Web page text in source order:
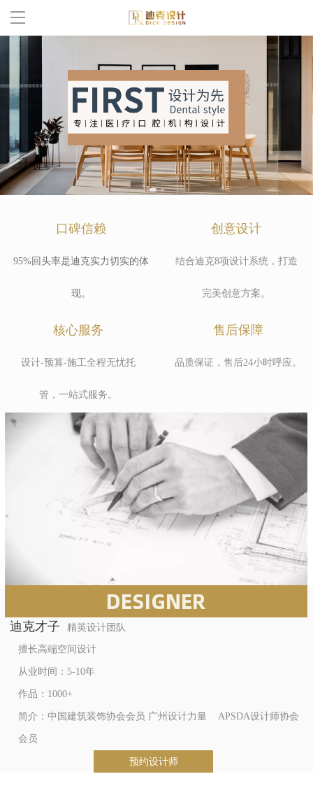
客户案例
关于我们
设计流程
口碑信赖
95%回头率是迪克实力切实的体
现。
创意设计
结合迪克8项设计系统，打造
完美创意方案。
核心服务
设计-预算-施工全程无忧托
管，一站式服务。
售后保障
品质保证，售后24小时呼应。
DESIGNER
迪克才子 精英设计团队
擅长高端空间设计
从业时间：5-10年
作品：1000+
简介：中国建筑装饰协会会员 广州设计力量    APSDA设计师协会
会员
预约设计师